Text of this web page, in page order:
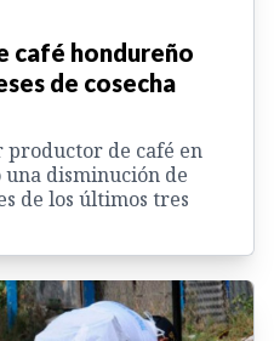
café hondureño
de cosecha
productor de café en
disminución de
de los últimos tres